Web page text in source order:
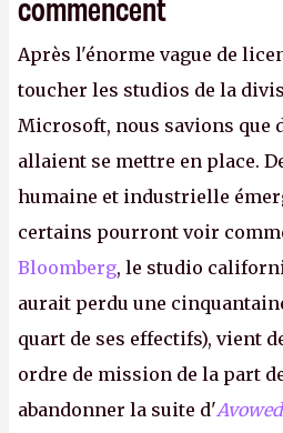
Après l'énorme vague de
toucher les studios de la
Microsoft, nous savions que
allaient se mettre en place.
humaine et industrielle
certains pourront voir
Bloomberg, le studio
aurait perdu une
quart de ses effectifs), vient
ordre de mission de la part
abandonner la suite d'Avowed